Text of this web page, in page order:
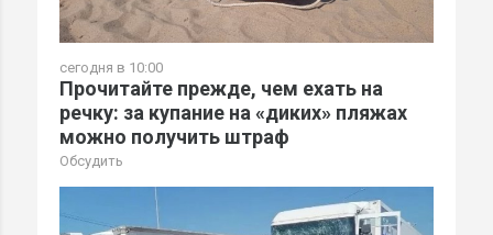
сегодня в 10:00
Прочитайте прежде, чем ехать на
речку: за купание на «диких» пляжах
можно получить штраф
Обсудить